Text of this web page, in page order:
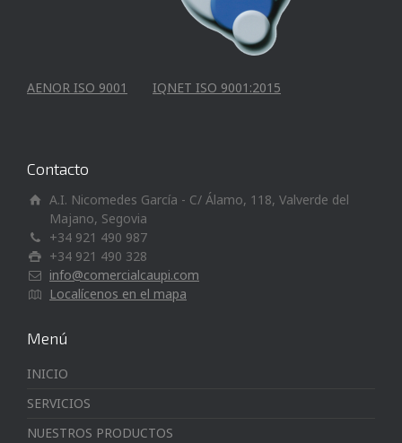
AENOR ISO 9001 IQNET ISO 9001:2015
Contacto
A.I. Nicomedes García - C/ Álamo, 118, Valverde del
Majano, Segovia
+34 921 490 987
+34 921 490 328
info@comercialcaupi.com
Localícenos en el mapa
Menú
INICIO
SERVICIOS
NUESTROS PRODUCTOS